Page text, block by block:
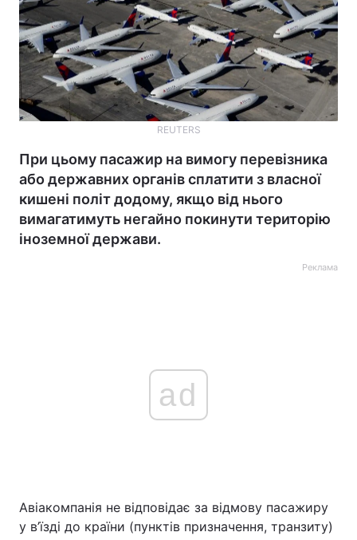
REUTERS
При цьому пасажир на вимогу перевізника
або державних органів сплатити з власної
кишені політ додому, якщо від нього
вимагатимуть негайно покинути територію
іноземної держави.
Реклама
ad
Авіакомпанія не відповідає за відмову пасажиру
у в’їзді до країни (пунктів призначення, транзиту)